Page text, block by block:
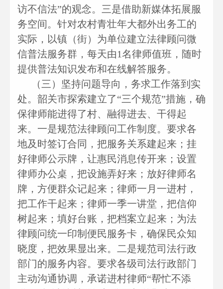
访不信法”的观念。三是借助新媒体拓展服
务空间。针对农村青壮年大都外出务工的
实际，以镇（街）为单位建立法律顾问微
信普法服务群，每天由1名律师值班，随时
提供普法知识发布和在线解答服务。
（三）坚持问题导向，务求工作落到实
处。韶关市探索建立了“三个规范”措施，确
保律师能进得了村、融得进去、干得起
来。一是规范法律顾问工作制度。要求各
地及时签订合同，把服务关系建起来；挂
好律师公示牌，让惠民消息传开来；设置
律师办公桌，把设施弄好来；放好律师名
牌，方便群众记起来；律师一月一进村，
把工作干起来；律师一季一讲堂，把信仰
树起来；填好台账，把档案立起来；为法
律顾问统一印制便民服务卡，确保民众知
晓度，把效果显出来。二是规范司法行政
部门的服务内容。要求各级司法行政部门
主动沟通协调，承诺进村律师“帮忙不添